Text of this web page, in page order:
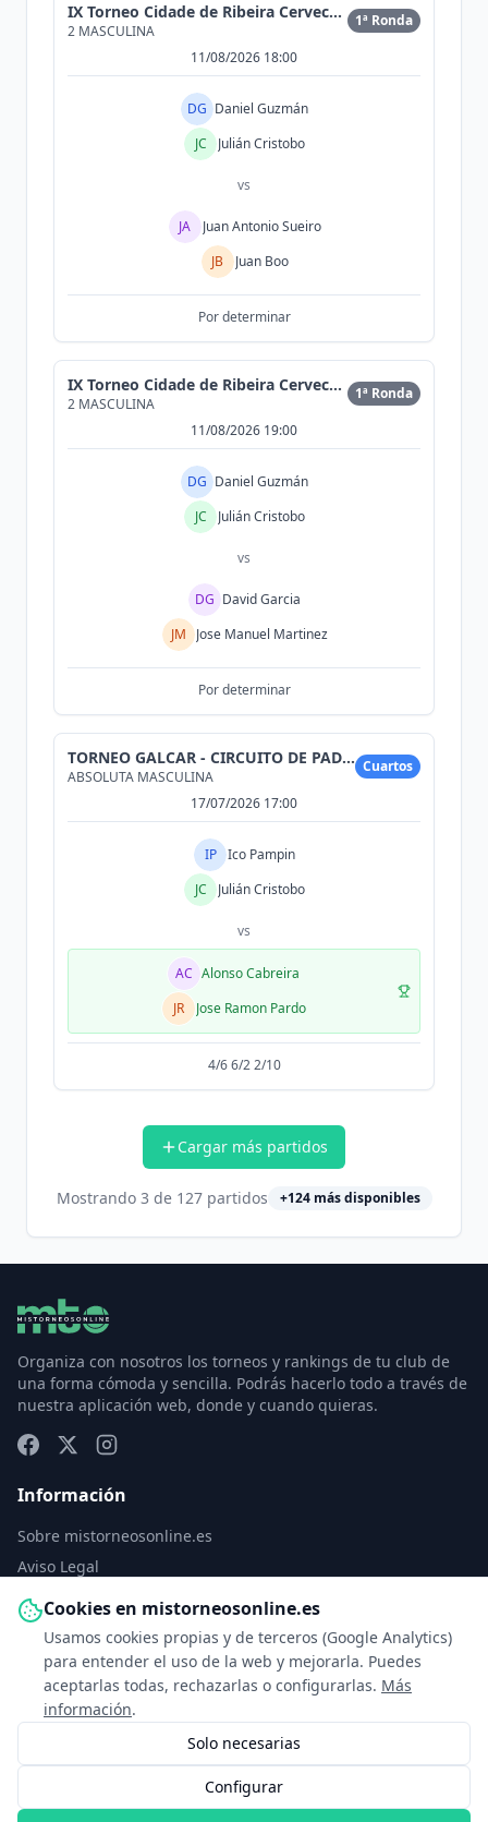
Cookies en mistorneosonline.es
Usamos cookies propias y de terceros (Google Analytics)
para entender el uso de la web y mejorarla. Puedes
aceptarlas todas, rechazarlas o configurarlas. Más
información.
Solo necesarias
Configurar
IX Torneo Cidade de Ribeira Cervecería Morrison
2 MASCULINA
1ª Ronda
11/08/2026 18:00
DG Daniel Guzmán
JC
Julián Cristobo
vs
JA
Juan Antonio Sueiro
JB
Juan Boo
Por determinar
IX Torneo Cidade de Ribeira Cervecería Morrison
2 MASCULINA
1ª Ronda
11/08/2026 19:00
DG Daniel Guzmán
JC
Julián Cristobo
vs
DG David Garcia
JM
Jose Manuel Martinez
Por determinar
TORNEO GALCAR - CIRCUITO DE PADEL DE CONCESIONARIO
ABSOLUTA MASCULINA
Cuartos
17/07/2026 17:00
IP
Ico Pampin
JC
Julián Cristobo
vs
AC Alonso Cabreira
JR
Jose Ramon Pardo
4/6 6/2 2/10
Cargar más partidos
Mostrando 3 de 127partidos +124más disponibles
Organiza con nosotros los torneos y rankings de tu club de
una forma cómoda y sencilla. Podrás hacerlo todo a través de
nuestra aplicación web, donde y cuando quieras.
Información
Sobre mistorneosonline.es
Aviso Legal
Política de Privacidad
Política de Cookies
Configurar cookies
Contacto
info@mistorneosonline.es